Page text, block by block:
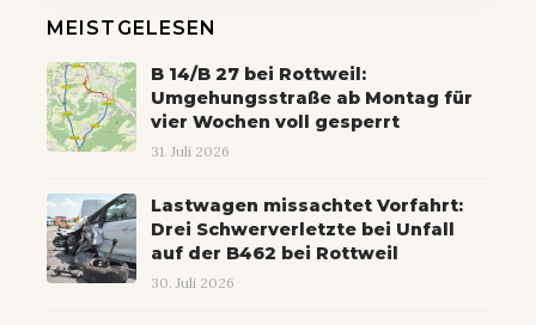
MEISTGELESEN
B 14/B 27 bei Rottweil:
Umgehungsstraße ab Montag für
vier Wochen voll gesperrt
31. Juli 2026
Lastwagen missachtet Vorfahrt:
Drei Schwerverletzte bei Unfall
auf der B462 bei Rottweil
30. Juli 2026